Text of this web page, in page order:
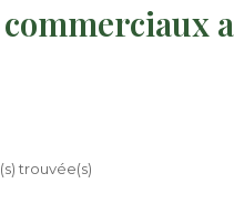
trouvée(s)